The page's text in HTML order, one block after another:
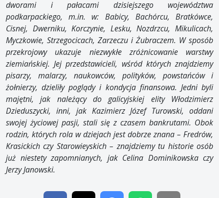
dworami i pałacami dzisiejszego województwa
podkarpackiego, m.in. w: Babicy, Bachórcu, Bratkówce,
Cisnej, Dwerniku, Korczynie, Lesku, Nozdrzcu, Mikulicach,
Myczkowie, Strzegocicach, Zarzeczu i Żubraczem. W sposób
przekrojowy ukazuje niezwykłe zróżnicowanie warstwy
ziemiańskiej. Jej przedstawicieli, wśród których znajdziemy
pisarzy, malarzy, naukowców, polityków, powstańców i
żołnierzy, dzieliły poglądy i kondycja finansowa. Jedni byli
majętni, jak należący do galicyjskiej elity Włodzimierz
Dzieduszycki, inni, jak Kazimierz Józef Turowski, oddani
swojej życiowej pasji, stali się z czasem bankrutami. Obok
rodzin, których rola w dziejach jest dobrze znana – Fredrów,
Krasickich czy Starowieyskich – znajdziemy tu historie osób
już niestety zapomnianych, jak Celina Dominikowska czy
Jerzy Janowski.